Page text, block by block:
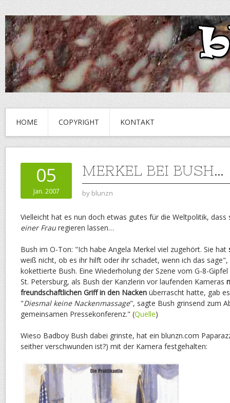
HOME COPYRIGHT KONTAKT
05
Jan. 2007
MERKEL BEI BUSH…
by blunzn
Vielleicht hat es nun doch etwas gutes für die Weltpolitik,
einer Frau regieren lassen…
Bush im O-Ton: "Ich habe Angela Merkel viel zugehört. Sie hat
weiß nicht, ob es ihr hilft oder ihr schadet, wenn ich das sage",
kokettierte Bush. Eine Wiederholung der Szene vom G-8-Gipfel
St. Petersburg, als Bush der Kanzlerin vor laufenden Kameras
freundschaftlichen Griff in den Nacken überrascht hatte, gab
"Diesmal keine Nackenmassage", sagte Bush grinsend zum
gemeinsamen Pressekonferenz." (Quelle)
Wieso Badboy Bush dabei grinste, hat ein blunzn.com
seither verschwunden ist?) mit der Kamera festgehalten: